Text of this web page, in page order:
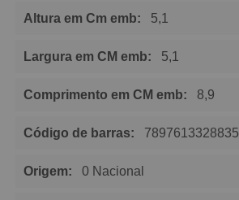
Altura em Cm emb: 5,1
Largura em CM emb: 5,1
Comprimento em CM emb: 8,9
Código de barras: 7897613328835
Origem: 0 Nacional